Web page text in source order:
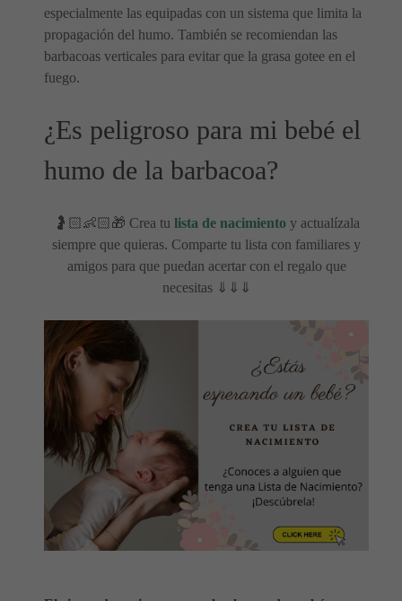
especialmente las equipadas con un sistema que limita la
propagación del humo. También se recomiendan las
barbacoas verticales para evitar que la grasa gotee en el
fuego.
¿Es peligroso para mi bebé el
humo de la barbacoa?
🤰🏻👶🏻🎁 Crea tu lista de nacimientoy actualízala
siempre que quieras. Comparte tu lista con familiares y
amigos para que puedan acertar con el regalo que
necesitas ⇓⇓⇓